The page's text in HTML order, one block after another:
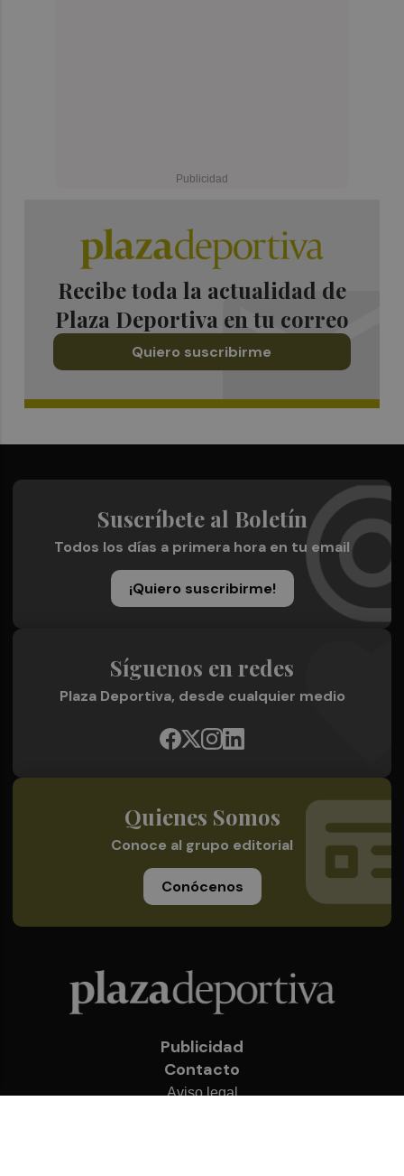
Recibe toda la actualidad de
Plaza Deportiva en tu correo
Quiero suscribirme
Suscríbete al Boletín
Todos los días a primera hora en tu email
¡Quiero suscribirme!
Síguenos en redes
Plaza Deportiva, desde cualquier medio
Quienes Somos
Conoce al grupo editorial
Conócenos
Publicidad
Contacto
Aviso legal